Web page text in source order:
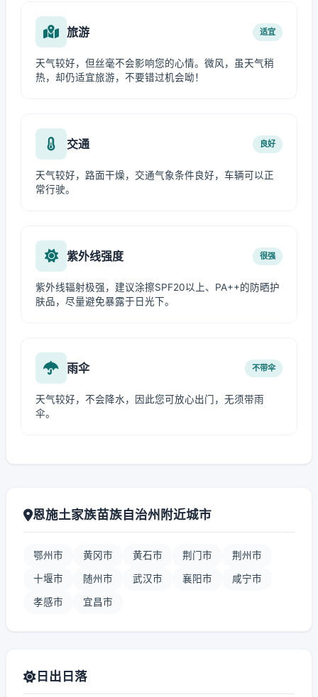
旅游 适宜
天气较好，但丝毫不会影响您的心情。微风，虽天气稍
热，却仍适宜旅游，不要错过机会呦！
交通 良好
天气较好，路面干燥，交通气象条件良好，车辆可以正
常行驶。
紫外线强度 很强
紫外线辐射极强，建议涂擦SPF20以上、PA++的防晒护
肤品，尽量避免暴露于日光下。
雨伞 不带伞
天气较好，不会降水，因此您可放心出门，无须带雨
伞。
恩施土家族苗族自治州附近城市
鄂州市 黄冈市 黄石市 荆门市 荆州市
十堰市 随州市 武汉市 襄阳市 咸宁市
孝感市 宜昌市
日出日落